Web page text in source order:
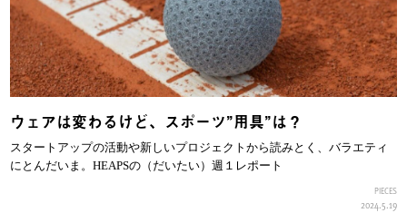
ウェアは変わるけど、スポーツ”用具”は？
スタートアップの活動や新しいプロジェクトから読みとく、バラエティ
にとんだいま。HEAPSの（だいたい）週１レポート
PIECES
2024.5.19